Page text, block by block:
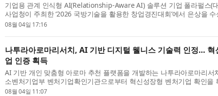
기업용 관계 인식형 AI(Relationship-Aware AI) 솔루션 기업 폴라펄스(
사업청이 주최한 ‘2026 국방기술을 활용한 창업경진대회’에서 은상을
회는 7월 30일부터 8월 1일까지 서울 ...
08월 04일 17:16
나투라아로마리서치, AI 기반 디지털 웰니스 기술력 인정… 혁
업 인증 획득
AI 기반 개인 맞춤형 아로마 추천 플랫폼을 개발하는 나투라아로마리서
소벤처기업부 벤처기업확인기관으로부터 혁신성장형 벤처기업 확인을
은 AI 기반 디지털 웰니스 기술과 맞춤...
08월 04일 11:07